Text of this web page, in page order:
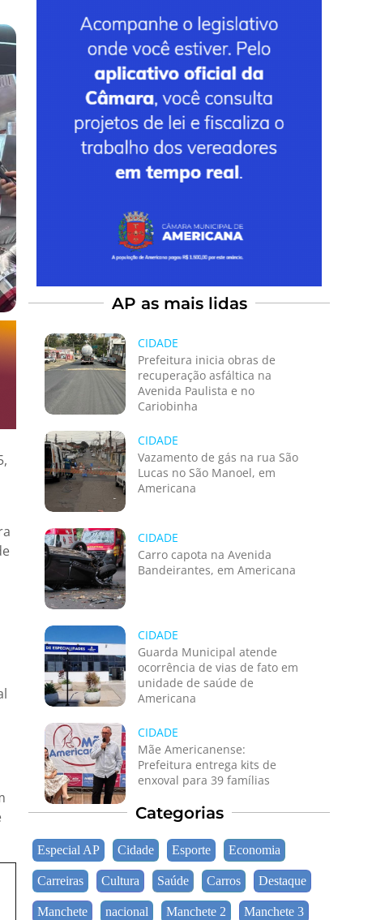
AP as mais lidas
CIDADE
Prefeitura inicia obras de
recuperação asfáltica na
Avenida Paulista e no
Cariobinha
CIDADE
Vazamento de gás na rua São
Lucas no São Manoel, em
Americana
CIDADE
Carro capota na Avenida
Bandeirantes, em Americana
CIDADE
Guarda Municipal atende
ocorrência de vias de fato em
unidade de saúde de
Americana
CIDADE
Mãe Americanense:
Prefeitura entrega kits de
enxoval para 39 famílias
Categorias
Especial AP Cidade Esporte Economia
Carreiras Cultura Saúde Carros Destaque
Manchete nacional Manchete 2 Manchete 3